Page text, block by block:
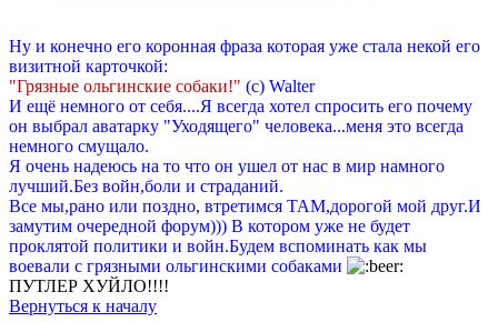
Ну и конечно его коронная фраза которая уже стала некой его
визитной карточкой:
"Грязные ольгинские собаки!" (с) Walter
И ещё немного от себя....Я всегда хотел спросить его почему
он выбрал аватарку "Уходящего" человека...меня это всегда
немного смущало.
Я очень надеюсь на то что он ушел от нас в мир намного
лучший.Без войн,боли и страданий.
Все мы,рано или поздно, втретимся ТАМ,дорогой мой друг.И
замутим очередной форум))) В котором уже не будет
проклятой политики и войн.Будем вспоминать как мы
воевали с грязными ольгинскими собаками
ПУТЛЕР ХУЙЛО!!!!
Вернуться к началу